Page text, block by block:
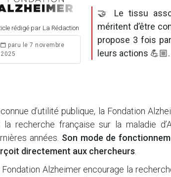
rédigé par La Rédaction
paru le 7 novembre
2025
🤝 Le tissu
méritent d’être
propose 3 fois
leurs actions 💪🏼.
d’utilité publique, la Fondation
la recherche française sur la maladie
années. Son mode de
directement aux chercheurs.
Fondation Alzheimer encourage la